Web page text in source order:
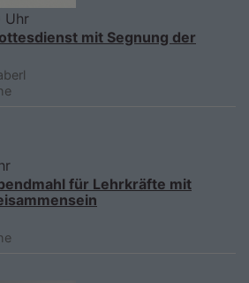
Uhr
mit Segnung der
für Lehrkräfte mit